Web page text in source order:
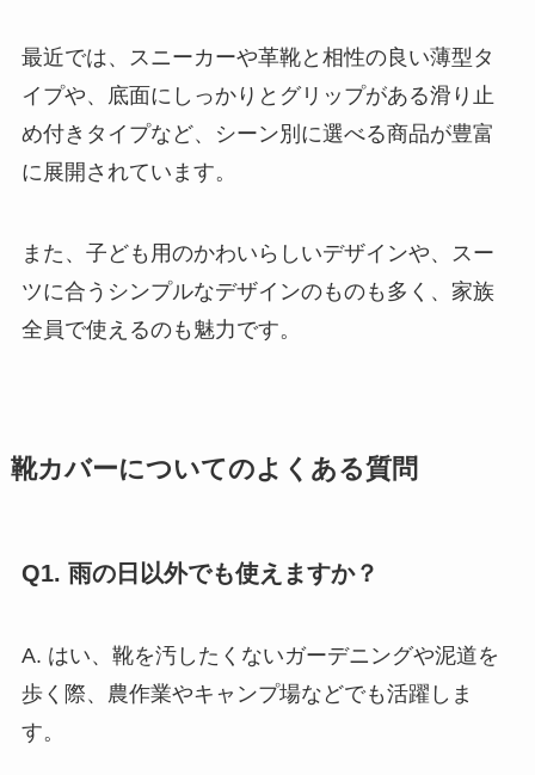
最近では、スニーカーや革靴と相性の良い薄型タ
イプや、底面にしっかりとグリップがある滑り止
め付きタイプなど、シーン別に選べる商品が豊富
に展開されています。
また、子ども用のかわいらしいデザインや、スー
ツに合うシンプルなデザインのものも多く、家族
全員で使えるのも魅力です。
靴カバーについてのよくある質問
Q1. 雨の日以外でも使えますか？
A. はい、靴を汚したくないガーデニングや泥道を
歩く際、農作業やキャンプ場などでも活躍しま
す。